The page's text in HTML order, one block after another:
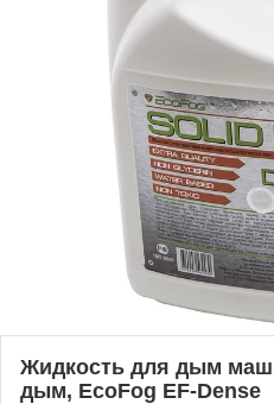
Жидкость для дым
дым, EcoFog EF-Dense